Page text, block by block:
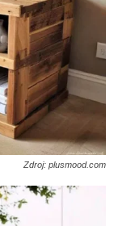
Zdroj: plusmood.com